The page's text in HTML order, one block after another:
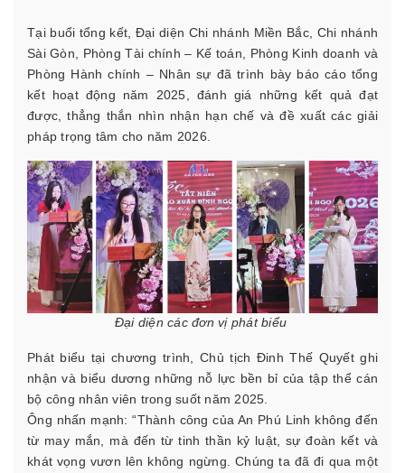
Tại buổi tổng kết, Đại diện Chi nhánh Miền Bắc, Chi nhánh
Sài Gòn, Phòng Tài chính – Kế toán, Phòng Kinh doanh và
Phòng Hành chính – Nhân sự đã trình bày báo cáo tổng
kết hoạt động năm 2025, đánh giá những kết quả đạt
được, thẳng thắn nhìn nhận hạn chế và đề xuất các giải
pháp trọng tâm cho năm 2026.
Đại diện các đơn vị phát biểu
Phát biểu tại chương trình, Chủ tịch Đinh Thế Quyết ghi
nhận và biểu dương những nỗ lực bền bỉ của tập thể cán
bộ công nhân viên trong suốt năm 2025.
Ông nhấn mạnh: “Thành công của An Phú Linh không đến
từ may mắn, mà đến từ tinh thần kỷ luật, sự đoàn kết và
khát vọng vươn lên không ngừng. Chúng ta đã đi qua một